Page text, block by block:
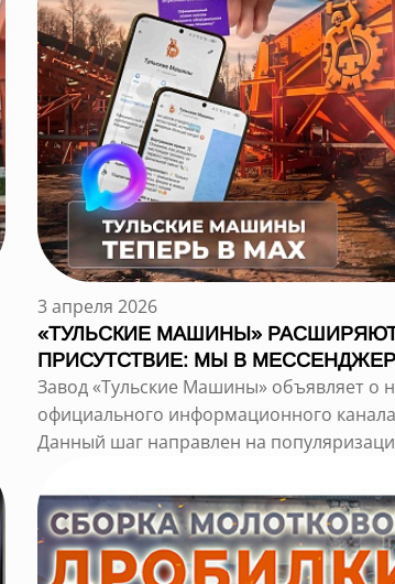
3 апреля 2026
«ТУЛЬСКИЕ МАШИНЫ»
ПРИСУТСТВИЕ: МЫ В
Завод «Тульские Машины» объявляет о
официального информационного
Данный шаг направлен на